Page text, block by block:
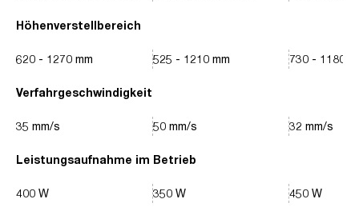
Höhenverstellbereich
Verfahrgeschwindigkeit
Leistungsaufnahme im Betrieb
620 - 1270 mm
35 mm/s
400 W
525 - 1210 mm
50 mm/s
350 W
730 - 1180
32 mm/s
450 W